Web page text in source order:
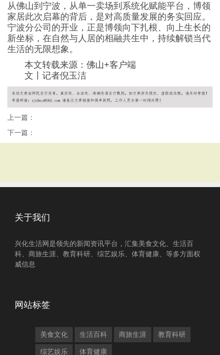
从佛山到宁波，从单一卖场到系统化赋能平台，博领
家居此次启幕的背后，是对高质量发展的务实回应。
宁波分公司的开业，正是博领向下扎根、向上生长的
新坐标，在自然与人居的相融共生中，持续解锁当代
生活的无限想象。
本文转载来源：佛山+客户端
文丨记者倪玉洁
上一篇：
下一篇：
关于我们
兴化生活网是领先的新闻资讯平台，汇集美食文化、生活百
科、商旅生涯、教育科研、综艺娱乐、体育健康、等多方面权
威信息
网站标签
美食文化 生活百科 商旅生涯 教育科研
综艺娱乐 体育健康